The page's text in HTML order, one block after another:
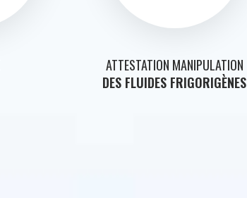
ATTESTATION MANIPULATION
DES FLUIDES FRIGORIGÈNES